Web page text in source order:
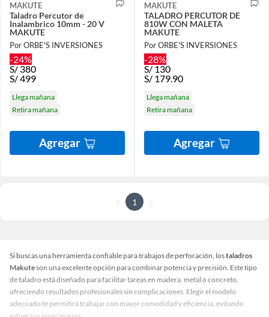
MAKUTE
Taladro Percutor de
Inalambrico 10mm - 20 V
MAKUTE
Por ORBE'S INVERSIONES
-24%
S/ 380
S/499
Llega mañana
Retira mañana
Agregar
MAKUTE
TALADRO PERCUTOR DE
810W CON MALETA
MAKUTE
Por ORBE'S INVERSIONES
-28%
S/ 130
S/ 179.90
Llega mañana
Retira mañana
Agregar
1
Si buscas una herramienta confiable para trabajos de perforación, lostaladros
Makuteson una excelente opción para combinar potencia y precisión. Este tipo
de taladro está diseñado para facilitar tareas en madera, metal o concreto,
ofreciendo resultados profesionales sin complicaciones. Elegir el modelo
adecuado te permitirá trabajar con mayor comodidad y eficiencia, evitando